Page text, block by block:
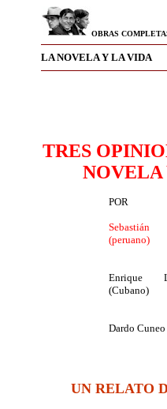
OBRAS
LA NOVELA Y LA VIDA
TRES
NOVELA
POR
Sebastián
(peruano)
Enrique
(Cubano)
Dardo
UN RELATO